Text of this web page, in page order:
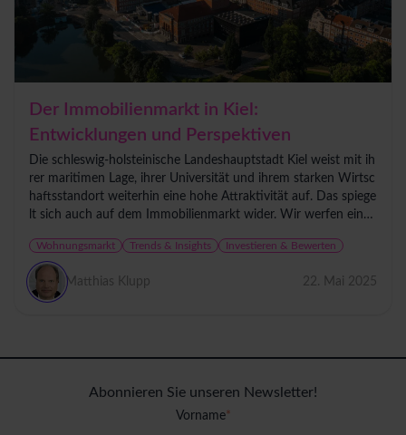
Der Immobilienmarkt in Kiel:
Entwicklungen und Perspektiven
Die schleswig-holsteinische Landeshauptstadt Kiel weist mit ih
rer maritimen Lage, ihrer Universität und ihrem starken Wirtsc
haftsstandort weiterhin eine hohe Attraktivität auf. Das spiege
lt sich auch auf dem Immobilienmarkt wider. Wir werfen eine
Wohnungsmarkt Trends & Insights Investieren & Bewerten
Matthias Klupp 22. Mai 2025
Abonnieren Sie unseren Newsletter!
Vorname*